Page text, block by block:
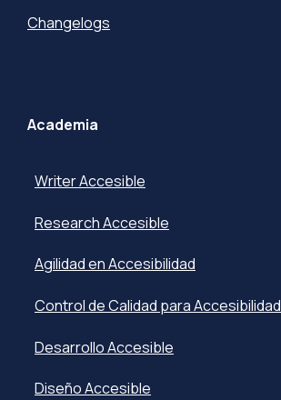
Changelogs
Academia
Writer Accesible
Research Accesible
Agilidad en Accesibilidad
Control de Calidad para Accesibilidad
Desarrollo Accesible
Diseño Accesible